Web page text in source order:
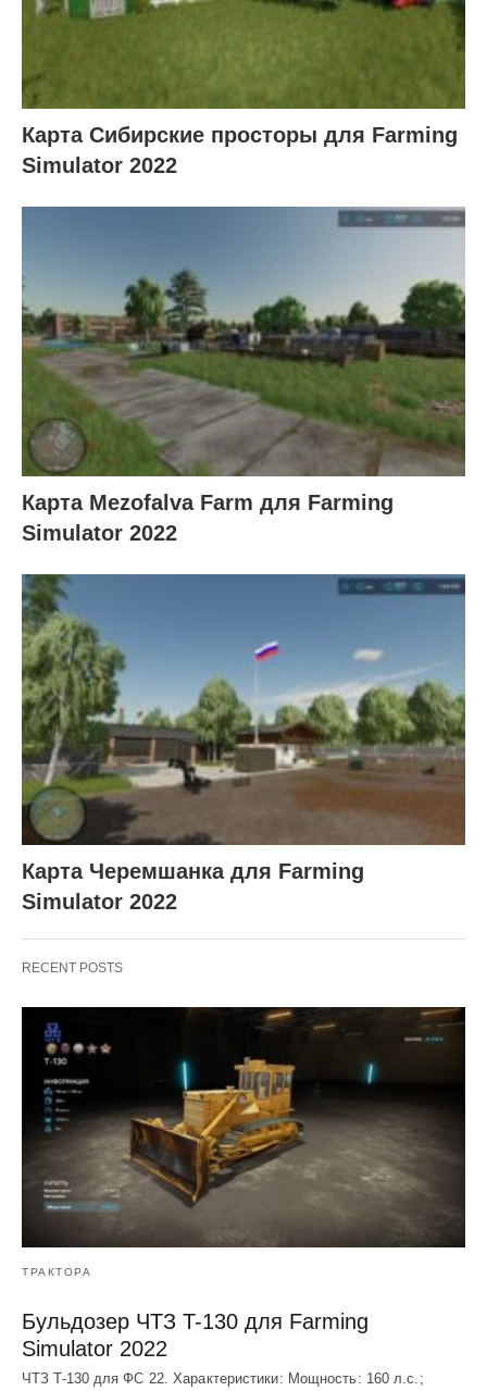
Карта Cибирcкиe проcторы для Farming
Simulator 2022
Карта Mezofalva Farm для Farming
Simulator 2022
Карта Черемшанка для Farming
Simulator 2022
RECENT POSTS
ТРАКТОРА
Бульдозер ЧТЗ T-130 для Farming
Simulator 2022
ЧТЗ T-130 для ФС 22. Характеристики: Мощноcть: 160 л.c.;